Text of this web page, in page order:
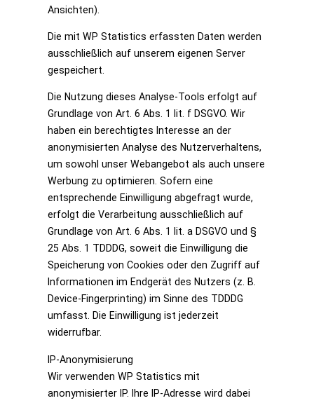
Ansichten).
Die mit WP Statistics erfassten Daten werden
ausschließlich auf unserem eigenen Server
gespeichert.
Die Nutzung dieses Analyse-Tools erfolgt auf
Grundlage von Art. 6 Abs. 1 lit. f DSGVO. Wir
haben ein berechtigtes Interesse an der
anonymisierten Analyse des Nutzerverhaltens,
um sowohl unser Webangebot als auch unsere
Werbung zu optimieren. Sofern eine
entsprechende Einwilligung abgefragt wurde,
erfolgt die Verarbeitung ausschließlich auf
Grundlage von Art. 6 Abs. 1 lit. a DSGVO und §
25 Abs. 1 TDDDG, soweit die Einwilligung die
Speicherung von Cookies oder den Zugriff auf
Informationen im Endgerät des Nutzers (z. B.
Device-Fingerprinting) im Sinne des TDDDG
umfasst. Die Einwilligung ist jederzeit
widerrufbar.
IP-Anonymisierung
Wir verwenden WP Statistics mit
anonymisierter IP. Ihre IP-Adresse wird dabei